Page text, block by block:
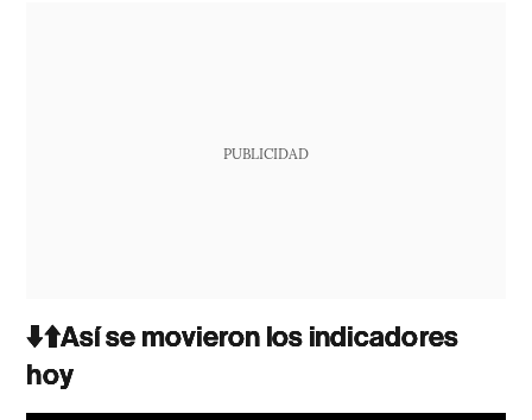
PUBLICIDAD
⬇️⬆️Así se movieron los indicadores
hoy